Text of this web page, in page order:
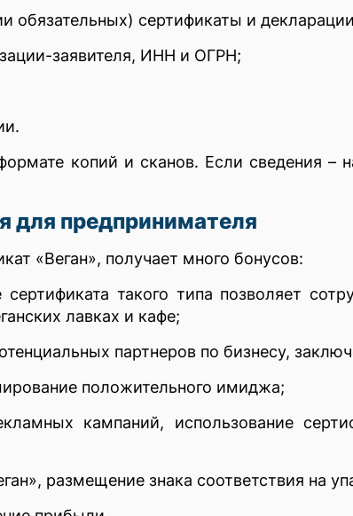
обязательных) сертификаты и
заявителя, ИНН и ОГРН;
копий и сканов. Если сведения –
предпринимателя
«Веган», получает много бонусов:
такого типа позволяет
лавках и кафе;
партнеров по бизнесу,
положительного имиджа;
кампаний, использование
размещение знака соответствия на